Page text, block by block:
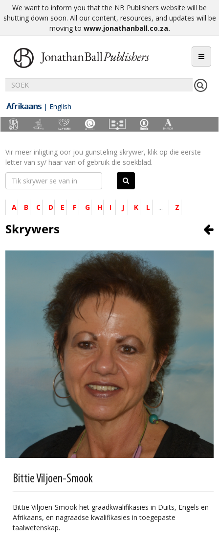
We want to inform you that the NB Publishers website will be
shutting down soon. All our content, resources, and updates will be
moving to www.jonathanball.co.za.
Afrikaans | English
Vir meer inligting oor jou gunsteling skrywer, klik op die eerste
letter van sy/ haar van of gebruik die soekblad.
A B C D E F G H I J K L ... Z
Skrywers
Bittie Viljoen-Smook
Bittie Viljoen-Smook het graadkwalifikasies in Duits, Engels en
Afrikaans, en nagraadse kwalifikasies in toegepaste
taalwetenskap.